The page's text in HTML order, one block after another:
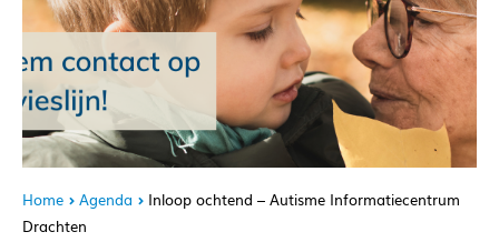
Home Agenda
Inloop ochtend – Autisme Informatiecentrum
Drachten